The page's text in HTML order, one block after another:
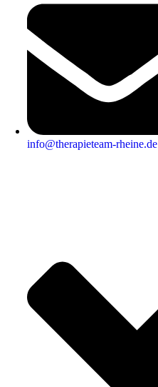
info@therapieteam-rheine.de